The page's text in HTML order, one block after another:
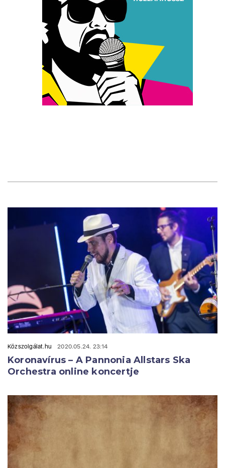
Közszolgálat.hu 2020.05.24. 23:14
Koronavírus – A Pannonia Allstars Ska
Orchestra online koncertje